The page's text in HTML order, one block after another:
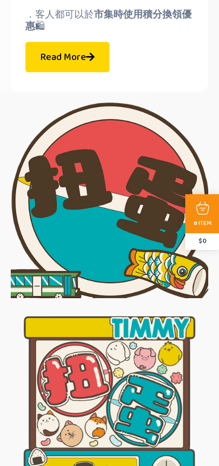
．客人都可以於市集時使用積分換領優
惠🛍️
Read More
0ITEM
$0